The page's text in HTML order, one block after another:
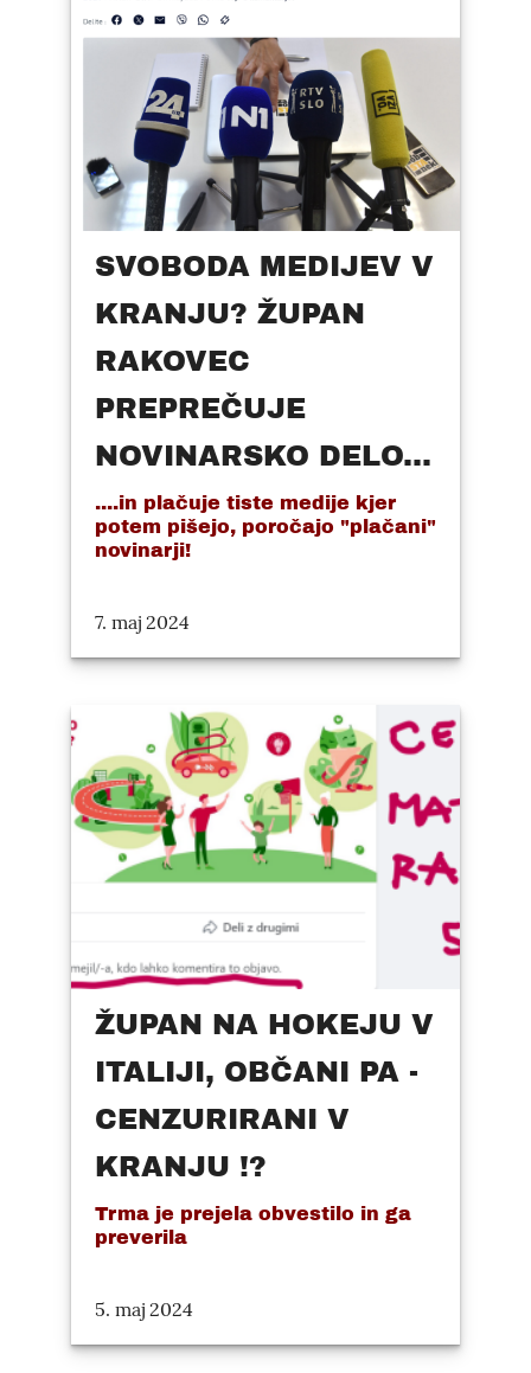
SVOBODA MEDIJEV V
KRANJU? ŽUPAN
RAKOVEC
PREPREČUJE
NOVINARSKO DELO...
....in plačuje tiste medije kjer
potem pišejo, poročajo "plačani"
novinarji!
7. maj 2024
ŽUPAN NA HOKEJU V
ITALIJI, OBČANI PA -
CENZURIRANI V
KRANJU !?
Trma je prejela obvestilo in ga
preverila
5. maj 2024